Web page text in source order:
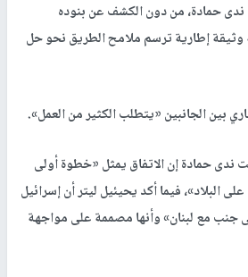
ندى حمادة، من دون الكشف عن بنوده
وثيقة إطارية ترسم ملامح الطريق نحو حل
بين الجانبين «يتطلب الكثير من العمل».
ندى حمادة إن الاتفاق يمثل «خطوة أولى
البلاد»، فيما أكد يحيئيل ليتر أن إسرائيل
مع لبنان» وأنها مصممة على مواجهة